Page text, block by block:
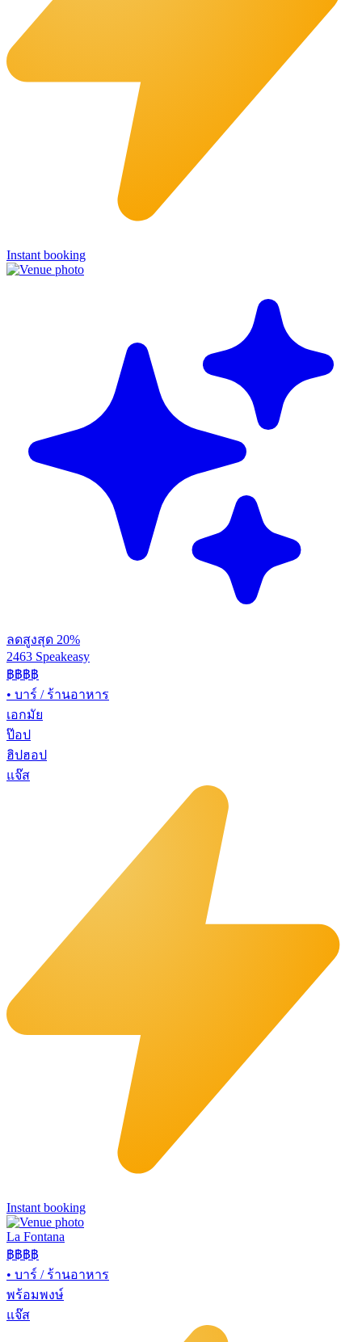
Instant booking
ลดสูงสุด 20%
2463 Speakeasy
฿฿฿฿
• บาร์ / ร้านอาหาร
เอกมัย
ป๊อป
ฮิปฮอป
แจ๊ส
Instant booking
La Fontana
฿฿฿฿
• บาร์ / ร้านอาหาร
พร้อมพงษ์
แจ๊ส